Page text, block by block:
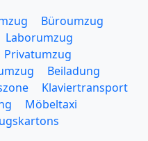
Büroumzug
Laborumzug
Privatumzug
Beiladung
Klaviertransport
Möbeltaxi